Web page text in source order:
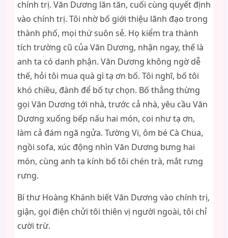
chính trị. Văn Dương lăn tăn, cuối cùng quyết định
vào chính trị. Tôi nhờ bố giới thiệu lãnh đạo trong
thành phố, mọi thứ suôn sẻ. Họ kiểm tra thành
tích trường cũ của Văn Dương, nhận ngay, thế là
anh ta có danh phận. Văn Dương không ngờ dễ
thế, hỏi tôi mua quà gì tạ ơn bố. Tôi nghĩ, bố tôi
khó chiều, đành để bố tự chọn. Bố thẳng thừng
gọi Văn Dương tới nhà, trước cả nhà, yêu cầu Văn
Dương xuống bếp nấu hai món, coi như tạ ơn,
làm cả đám ngã ngửa. Tường Vi, ôm bé Cà Chua,
ngồi sofa, xúc động nhìn Văn Dương bưng hai
món, cùng anh ta kính bố tôi chén trà, mắt rưng
rưng.
Bí thư Hoàng Khánh biết Văn Dương vào chính trị,
giận, gọi điện chửi tôi thiên vị người ngoài, tôi chỉ
cười trừ.